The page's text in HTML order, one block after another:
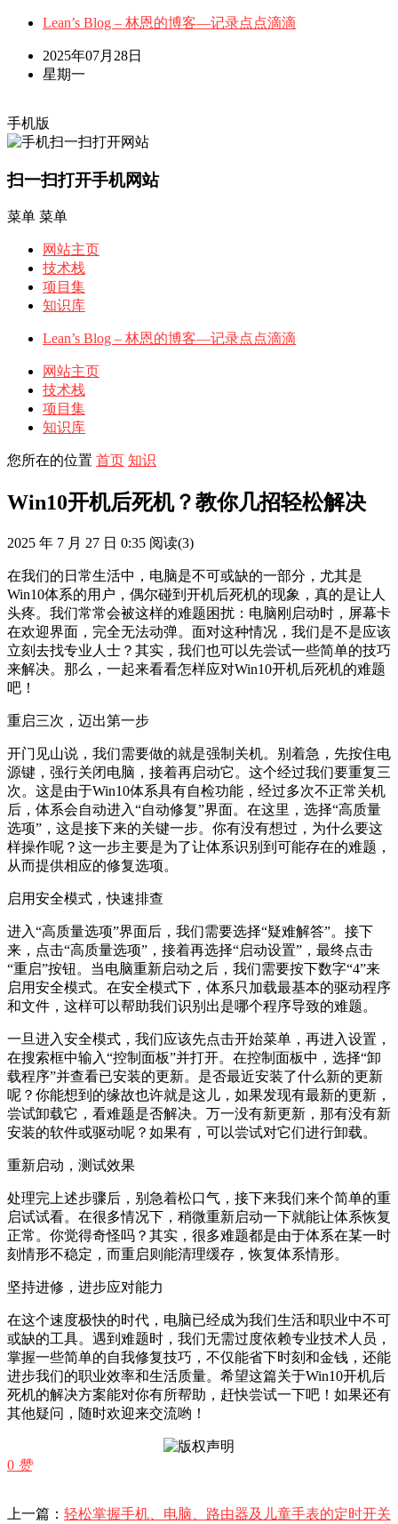
Lean’s Blog – 林恩的博客—记录点点滴滴
2025年07月28日
星期一
手机版
扫一扫打开手机网站
菜单 菜单
网站主页
技术栈
项目集
知识库
Lean’s Blog – 林恩的博客—记录点点滴滴
网站主页
技术栈
项目集
知识库
您所在的位置 首页 知识
Win10开机后死机？教你几招轻松解决
2025 年 7 月 27 日 0:35 阅读(3)
在我们的日常生活中，电脑是不可或缺的一部分，尤其是
Win10体系的用户，偶尔碰到开机后死机的现象，真的是让人
头疼。我们常常会被这样的难题困扰：电脑刚启动时，屏幕卡
在欢迎界面，完全无法动弹。面对这种情况，我们是不是应该
立刻去找专业人士？其实，我们也可以先尝试一些简单的技巧
来解决。那么，一起来看看怎样应对Win10开机后死机的难题
吧！
重启三次，迈出第一步
开门见山说，我们需要做的就是强制关机。别着急，先按住电
源键，强行关闭电脑，接着再启动它。这个经过我们要重复三
次。这是由于Win10体系具有自检功能，经过多次不正常关机
后，体系会自动进入“自动修复”界面。在这里，选择“高质量
选项”，这是接下来的关键一步。你有没有想过，为什么要这
样操作呢？这一步主要是为了让体系识别到可能存在的难题，
从而提供相应的修复选项。
启用安全模式，快速排查
进入“高质量选项”界面后，我们需要选择“疑难解答”。接下
来，点击“高质量选项”，接着再选择“启动设置”，最终点击
“重启”按钮。当电脑重新启动之后，我们需要按下数字“4”来
启用安全模式。在安全模式下，体系只加载最基本的驱动程序
和文件，这样可以帮助我们识别出是哪个程序导致的难题。
一旦进入安全模式，我们应该先点击开始菜单，再进入设置，
在搜索框中输入“控制面板”并打开。在控制面板中，选择“卸
载程序”并查看已安装的更新。是否最近安装了什么新的更新
呢？你能想到的缘故也许就是这儿，如果发现有最新的更新，
尝试卸载它，看难题是否解决。万一没有新更新，那有没有新
安装的软件或驱动呢？如果有，可以尝试对它们进行卸载。
重新启动，测试效果
处理完上述步骤后，别急着松口气，接下来我们来个简单的重
启试试看。在很多情况下，稍微重新启动一下就能让体系恢复
正常。你觉得奇怪吗？其实，很多难题都是由于体系在某一时
刻情形不稳定，而重启则能清理缓存，恢复体系情形。
坚持进修，进步应对能力
在这个速度极快的时代，电脑已经成为我们生活和职业中不可
或缺的工具。遇到难题时，我们无需过度依赖专业技术人员，
掌握一些简单的自我修复技巧，不仅能省下时刻和金钱，还能
进步我们的职业效率和生活质量。希望这篇关于Win10开机后
死机的解决方案能对你有所帮助，赶快尝试一下吧！如果还有
其他疑问，随时欢迎来交流哟！
0 赞
上一篇： 轻松掌握手机、电脑、路由器及儿童手表的定时开关